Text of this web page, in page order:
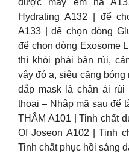
được mấy ẻm nà
Hydrating A132 | để
A133 | để chọn dòng
để chọn dòng Exosome
thì khỏi phải bàn rùi,
vậy đó ạ, siêu căng
đắp mask là chân ái rùi
thoai – Nhập mã sau để
THÂM A101 | Tinh chất
Of Joseon A102 | Tinh
Tinh chất phục hồi sáng